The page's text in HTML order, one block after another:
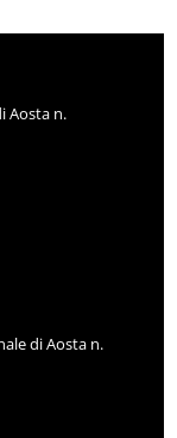
Aosta n.
di Aosta n.